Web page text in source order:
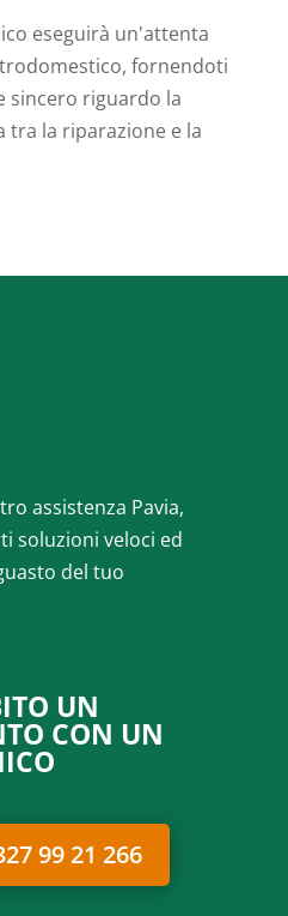
eseguirà un'attenta
fornendoti
sincero riguardo la
tra la riparazione e la
assistenza Pavia,
soluzioni veloci ed
del tuo
UN
CON UN
99 21 266